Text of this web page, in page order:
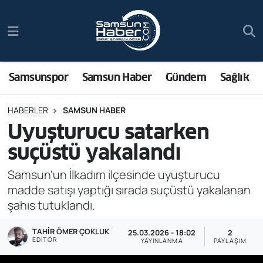
Samsunspor Samsun Haber Gündem Sağlık
HABERLER SAMSUN HABER
Uyuşturucu satarken
suçüstü yakalandı
Samsun'un İlkadım ilçesinde uyuşturucu
madde satışı yaptığı sırada suçüstü yakalanan
şahıs tutuklandı.
TAHIR ÖMER ÇOKLUK
EDITÖR
25.03.2026 - 18:02
YAYINLANMA
2
PAYLAŞIM
Samsun Haber
Sağlık
Asayiş
Bilim ve Teknoloji
Bölge
Dünya
Ekonomi
Trafik Durumu
Süper Lig Puan Durumu ve Fikstür
Tüm Manşetler
Son Dakika Haberleri
Haber Arşivi